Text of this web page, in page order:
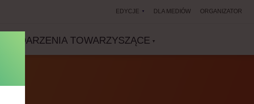
WYDARZENIA TOWARZYSZĄCE
EDYCJE DLA MEDIÓW ORGANIZATOR